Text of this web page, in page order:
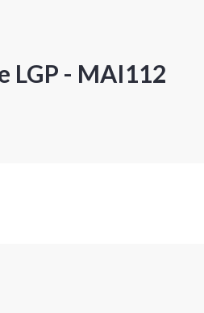
LGP - MAI112